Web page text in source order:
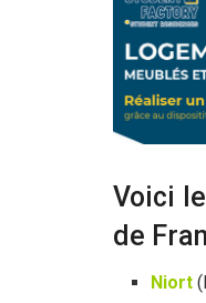
Voici
de
Niort